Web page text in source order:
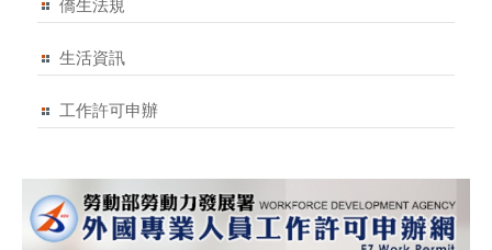
僑生法規
生活資訊
工作許可申辦